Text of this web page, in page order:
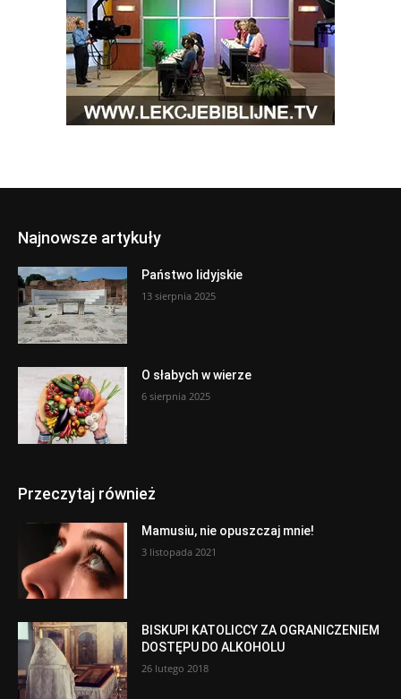
Najnowsze artykuły
Państwo lidyjskie
13 sierpnia 2025
O słabych w wierze
6 sierpnia 2025
Przeczytaj również
Mamusiu, nie opuszczaj mnie!
3 listopada 2021
BISKUPI KATOLICCY ZA OGRANICZENIEM
DOSTĘPU DO ALKOHOLU
26 lutego 2018